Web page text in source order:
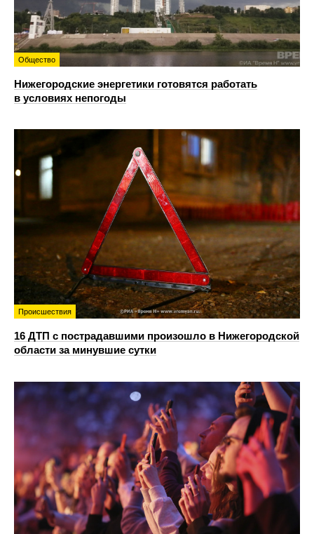
Общество
Нижегородские энергетики готовятся работать
в условиях непогоды
Происшествия
16 ДТП с пострадавшими произошло в Нижегородской
области за минувшие сутки